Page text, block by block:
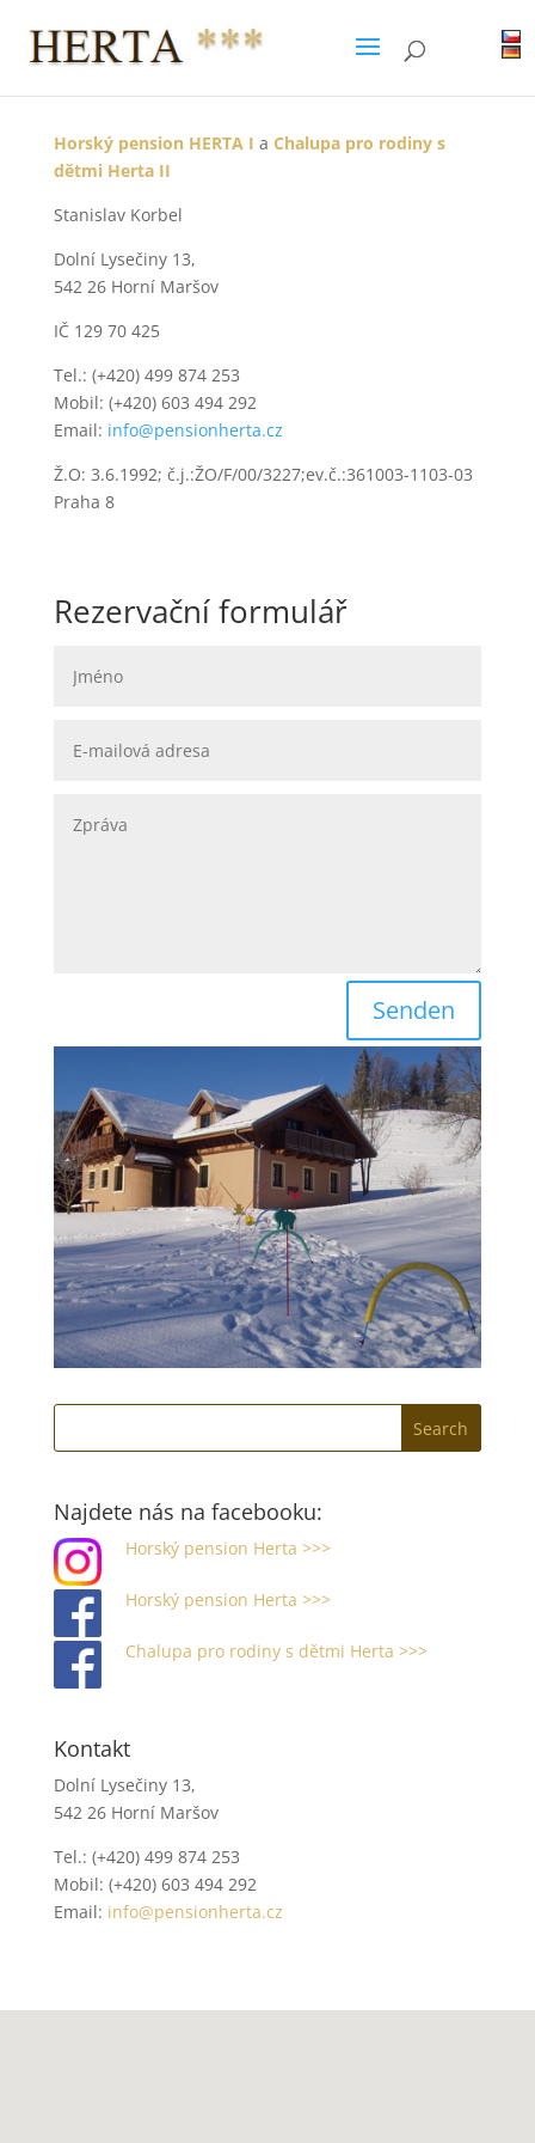
Horský pension HERTA I a Chalupa pro rodiny s
dětmi Herta II
Stanislav Korbel
Dolní Lysečiny 13,
542 26 Horní Maršov
IČ 129 70 425
Tel.: (+420) 499 874 253
Mobil: (+420) 603 494 292
Email: info@pensionherta.cz
Ž.O: 3.6.1992; č.j.:ŽO/F/00/3227;ev.č.:361003-1103-03
Praha 8
Rezervační formulář
Senden
Najdete nás na facebooku:
Horský pension Herta >>>
Horský pension Herta >>>
Chalupa pro rodiny s dětmi Herta >>>
Kontakt
Dolní Lysečiny 13,
542 26 Horní Maršov
Tel.: (+420) 499 874 253
Mobil: (+420) 603 494 292
Email: info@pensionherta.cz